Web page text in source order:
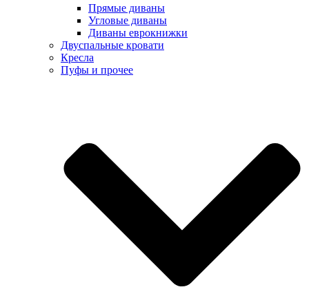
Прямые диваны
Угловые диваны
Диваны еврокнижки
Двуспальные кровати
Кресла
Пуфы и прочее